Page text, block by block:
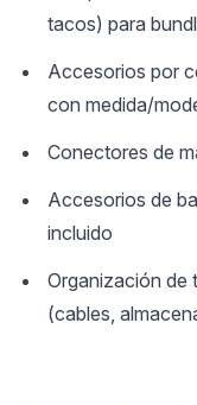
tacos) para
Accesorios por
con medida/
Conectores de
Accesorios de
incluido
Organización de
(cables,